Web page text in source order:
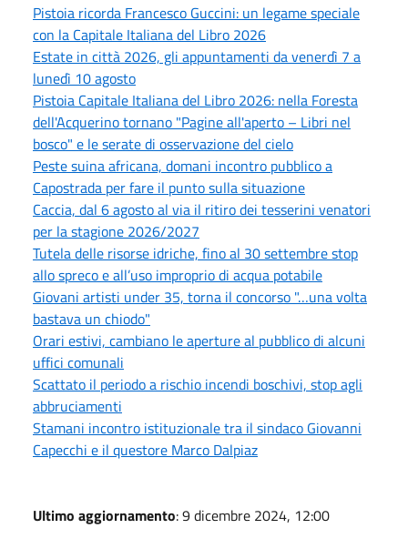
Pistoia ricorda Francesco Guccini: un legame speciale
con la Capitale Italiana del Libro 2026
Estate in città 2026, gli appuntamenti da venerdì 7 a
lunedì 10 agosto
Pistoia Capitale Italiana del Libro 2026: nella Foresta
dell'Acquerino tornano "Pagine all'aperto – Libri nel
bosco" e le serate di osservazione del cielo
Peste suina africana, domani incontro pubblico a
Capostrada per fare il punto sulla situazione
Caccia, dal 6 agosto al via il ritiro dei tesserini venatori
per la stagione 2026/2027
Tutela delle risorse idriche, fino al 30 settembre stop
allo spreco e all’uso improprio di acqua potabile
Giovani artisti under 35, torna il concorso "…una volta
bastava un chiodo"
Orari estivi, cambiano le aperture al pubblico di alcuni
uffici comunali
Scattato il periodo a rischio incendi boschivi, stop agli
abbruciamenti
Stamani incontro istituzionale tra il sindaco Giovanni
Capecchi e il questore Marco Dalpiaz
Ultimo aggiornamento: 9 dicembre 2024, 12:00